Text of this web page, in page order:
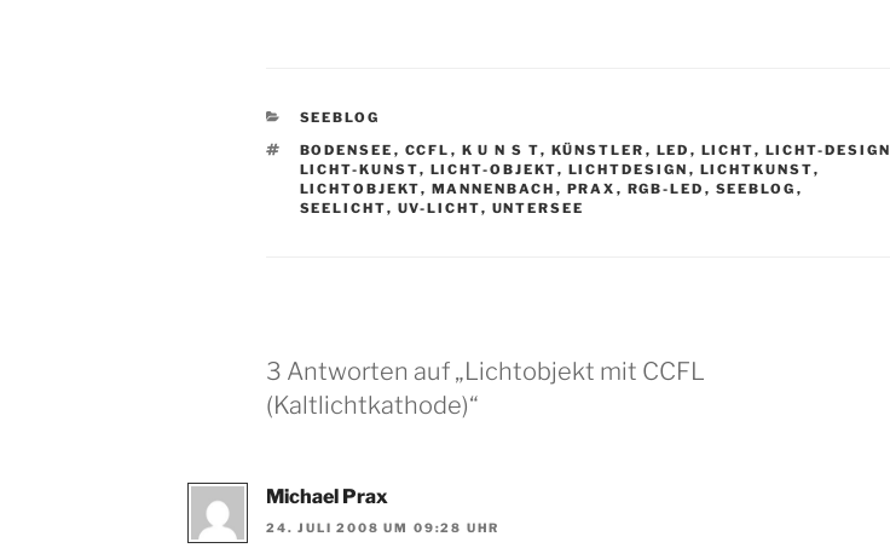
KATEGORIEN
SEEBLOG
SCHLAGWÖRTER
BODENSEE , CCFL , K U N S T, KÜNSTLER , LED , LICHT, LICHT-DESIGN
LICHT-KUNST, LICHT-OBJEKT, LICHTDESIGN , LICHTKUNST,
LICHTOBJEKT, MANNENBACH , PRAX , RGB-LED , SEEBLOG ,
SEELICHT, UV-LICHT, UNTERSEE
3 Antworten auf „Lichtobjekt mit CCFL
(Kaltlichtkathode)“
Michael Prax
24. JULI 2008 UM 09:28 UHR